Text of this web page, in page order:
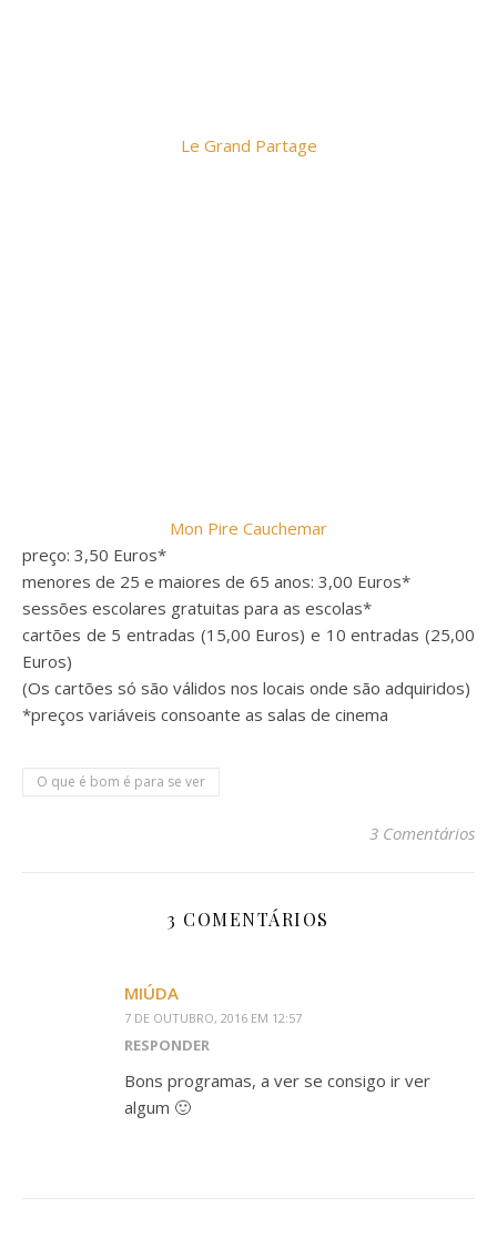
Le Grand Partage
Mon Pire Cauchemar
preço: 3,50 Euros*
menores de 25 e maiores de 65 anos: 3,00 Euros*
sessões escolares gratuitas para as escolas*
cartões de 5 entradas (15,00 Euros) e 10 entradas (25,00
Euros)
(Os cartões só são válidos nos locais onde são adquiridos)
*preços variáveis consoante as salas de cinema
O que é bom é para se ver
3 Comentários
3 COMENTÁRIOS
MIÚDA
7 DE OUTUBRO, 2016 EM 12:57
RESPONDER
Bons programas, a ver se consigo ir ver
algum 🙂